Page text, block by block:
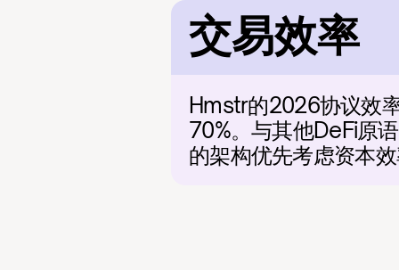
交易效率
Hmstr的2026协议效
70%。与其他DeFi原
的架构优先考虑资本